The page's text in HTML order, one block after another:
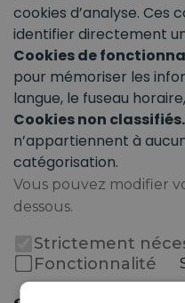
cookies d’analyse. Ces
identifier directement
Cookies de
pour mémoriser les
langue, le fuseau
Cookies non classifiés.
n’appartiennent à
catégorisation.
Vous pouvez modifier
dessous.
Strictement
Fonctionnalité